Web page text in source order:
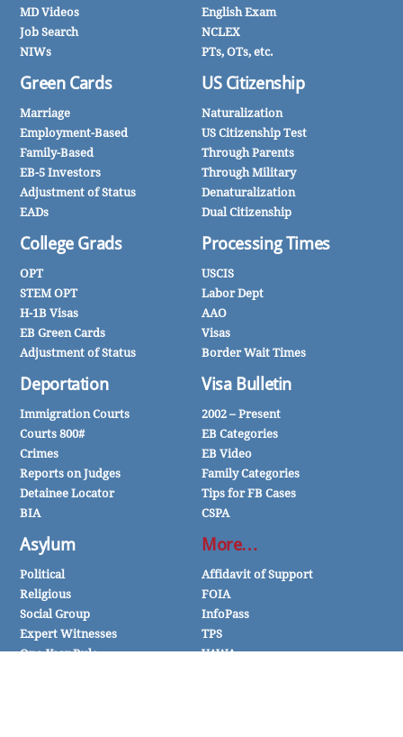
MD Videos
Job Search
NIWs
Green Cards
Marriage
Employment-Based
Family-Based
EB-5 Investors
Adjustment of Status
EADs
College Grads
OPT
STEM OPT
H-1B Visas
EB Green Cards
Adjustment of Status
Deportation
Immigration Courts
Courts 800#
Crimes
Reports on Judges
Detainee Locator
BIA
Asylum
Political
Religious
Social Group
Expert Witnesses
One-Year Rule
English Exam
NCLEX
PTs, OTs, etc.
US Citizenship
Naturalization
US Citizenship Test
Through Parents
Through Military
Denaturalization
Dual Citizenship
Processing Times
USCIS
Labor Dept
AAO
Visas
Border Wait Times
Visa Bulletin
2002 – Present
EB Categories
EB Video
Family Categories
Tips for FB Cases
CSPA
More…
Affidavit of Support
FOIA
InfoPass
TPS
VAWA